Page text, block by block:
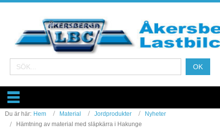
Du är här: Hem Material Jordprodukter
Nyheter
Hämtning av material med släpkärra i Hakunge